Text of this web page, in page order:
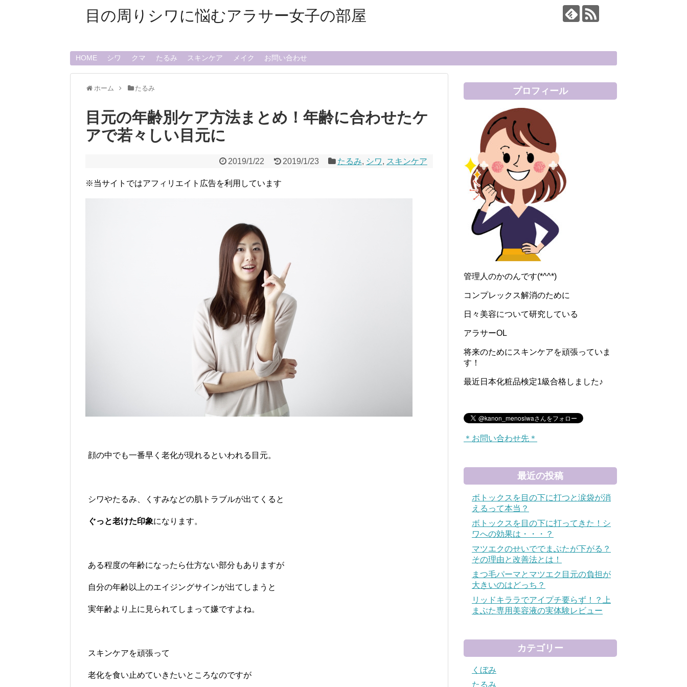
目の周りシワに悩むアラサー女子の部屋
HOME シワ クマ たるみ スキンケア メイク お問い合わせ
ホーム たるみ
目元の年齢別ケア方法まとめ！年齢に合わせたケ
アで若々しい目元に
2019/1/22 2019/1/23 たるみ, シワ, スキンケア
※当サイトではアフィリエイト広告を利用しています
顔の中でも一番早く老化が現れるといわれる目元。
シワやたるみ、くすみなどの肌トラブルが出てくると
ぐっと老けた印象になります。
ある程度の年齢になったら仕方ない部分もありますが
自分の年齢以上のエイジングサインが出てしまうと
実年齢より上に見られてしまって嫌ですよね。
スキンケアを頑張って
老化を食い止めていきたいところなのですが
プロフィール
管理人のかのんです(*^^*)
コンプレックス解消のために
日々美容について研究している
アラサーOL
将来のためにスキンケアを頑張っていま
す！
最近日本化粧品検定1級合格しました♪
＊お問い合わせ先＊
最近の投稿
ボトックスを目の下に打つと涙袋が消
えるって本当？
ボトックスを目の下に打ってきた！シ
ワへの効果は・・・？
マツエクのせいででまぶたが下がる？
その理由と改善法とは！
まつ毛パーマとマツエク目元の負担が
大きいのはどっち？
リッドキララでアイプチ要らず！？上
まぶた専用美容液の実体験レビュー
カテゴリー
くぼみ
たるみ